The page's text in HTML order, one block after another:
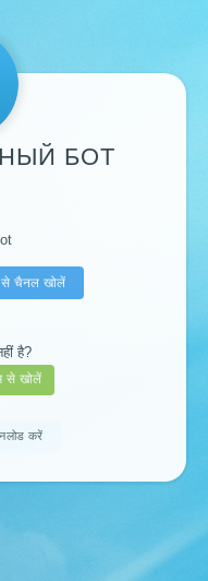
БОТ
से चैनल खोलें
है?
से खोलें
करें